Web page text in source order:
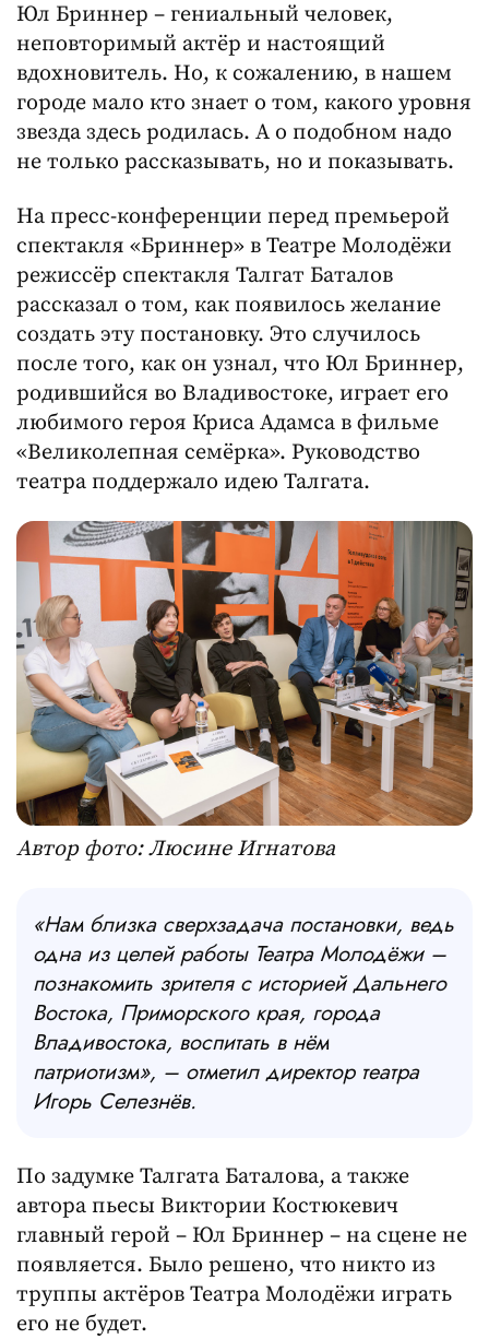
Юл Бриннер – гениальный человек,
неповторимый актёр и настоящий
вдохновитель. Но, к сожалению, в нашем
городе мало кто знает о том, какого уровня
звезда здесь родилась. А о подобном надо
не только рассказывать, но и показывать.
На пресс-конференции перед премьерой
спектакля «Бриннер» в Театре Молодёжи
режиссёр спектакля Талгат Баталов
рассказал о том, как появилось желание
создать эту постановку. Это случилось
после того, как он узнал, что Юл Бриннер,
родившийся во Владивостоке, играет его
любимого героя Криса Адамса в фильме
«Великолепная семёрка». Руководство
театра поддержало идею Талгата.
Автор фото: Люсине Игнатова
«Нам близка сверхзадача постановки, ведь
одна из целей работы Театра Молодёжи –
познакомить зрителя с историей Дальнего
Востока, Приморского края, города
Владивостока, воспитать в нём
патриотизм», – отметил директор театра
Игорь Селезнёв.
По задумке Талгата Баталова, а также
автора пьесы Виктории Костюкевич
главный герой – Юл Бриннер – на сцене не
появляется. Было решено, что никто из
труппы актёров Театра Молодёжи играть
его не будет.